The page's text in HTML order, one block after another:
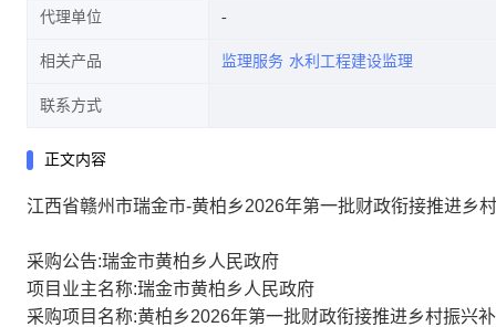
代理单位
相关产品 监理服务 水利工程建设监理
联系方式
正文内容
江西省赣州市瑞金市-黄柏乡2026年第一批财政衔接推进乡
采购公告:瑞金市黄柏乡人民政府
项目业主名称:瑞金市黄柏乡人民政府
采购项目名称:黄柏乡2026年第一批财政衔接推进乡村振兴